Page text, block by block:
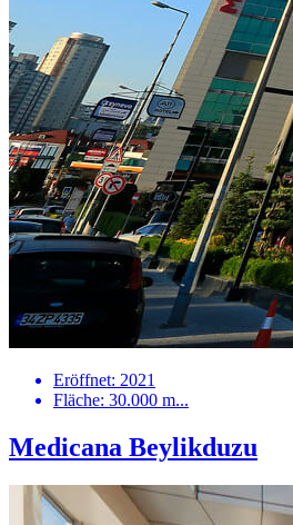
Eröffnet: 2021
Fläche: 30.000 m...
Medicana Beylikduzu